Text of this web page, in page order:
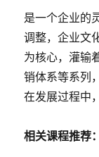
是一个企业的
调整，企业文
为核心，灌输
销体系等系列
在发展过程中
相关课程推荐：